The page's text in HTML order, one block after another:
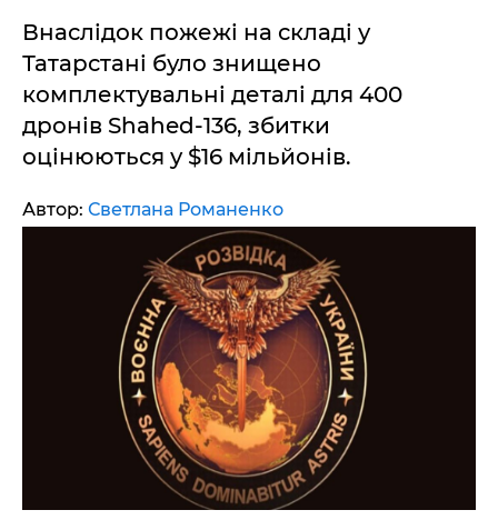
Внаслідок пожежі на складі у
Татарстані було знищено
комплектувальні деталі для 400
дронів Shahed-136, збитки
оцінюються у $16 мільйонів.
Автор: Светлана Романенко